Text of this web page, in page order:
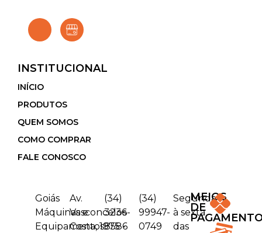
INSTITUCIONAL
INÍCIO
PRODUTOS
QUEM SOMOS
COMO COMPRAR
FALE CONOSCO
Goiás
Máquinas e
Equipamentos
Av.
Vasconcelos
Costa, 1975 -
(34)
3236-
8586
(34)
99947-
0749
Segunda
à sexta
das
MEIOS
DE